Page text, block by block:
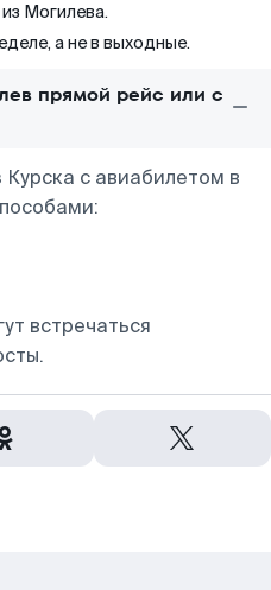
Могилева.
а не в выходные.
прямой рейс или с
с авиабилетом в
встречаться